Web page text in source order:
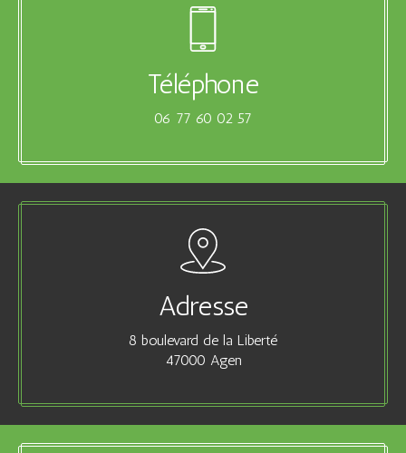
Téléphone
06 77 60 02 57
Adresse
8 boulevard de la Liberté
47000 Agen